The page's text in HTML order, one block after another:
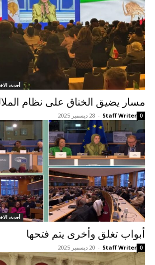
أحدث
مسار يضيق الخناق على نظام
Staff Writer
- 28 ديسمبر 2025 0
أحدث
أبواب تغلق وأخرى يتم فتحها
Staff Writer
- 20 ديسمبر 2025 0